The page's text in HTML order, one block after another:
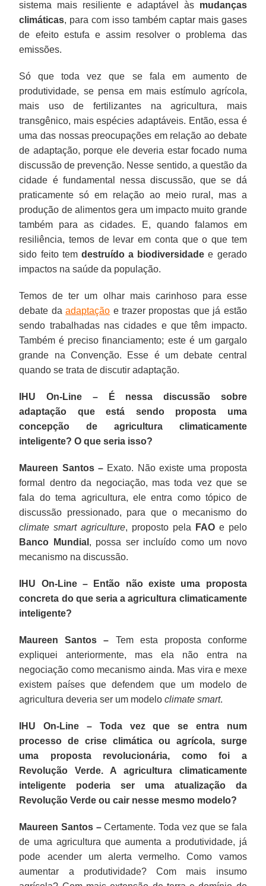
sistema mais resiliente e adaptável às mudanças
climáticas, para com isso também captar mais gases
de efeito estufa e assim resolver o problema das
emissões.
Só que toda vez que se fala em aumento de
produtividade, se pensa em mais estímulo agrícola,
mais uso de fertilizantes na agricultura, mais
transgênico, mais espécies adaptáveis. Então, essa é
uma das nossas preocupações em relação ao debate
de adaptação, porque ele deveria estar focado numa
discussão de prevenção. Nesse sentido, a questão da
cidade é fundamental nessa discussão, que se dá
praticamente só em relação ao meio rural, mas a
produção de alimentos gera um impacto muito grande
também para as cidades. E, quando falamos em
resiliência, temos de levar em conta que o que tem
sido feito tem destruído a biodiversidade e gerado
impactos na saúde da população.
Temos de ter um olhar mais carinhoso para esse
debate daadaptação e trazer propostas que já estão
sendo trabalhadas nas cidades e que têm impacto.
Também é preciso financiamento; este é um gargalo
grande na Convenção. Esse é um debate central
quando se trata de discutir adaptação.
IHU On-Line – É nessa discussão sobre
adaptação que está sendo proposta uma
concepção de agricultura climaticamente
inteligente? O que seria isso?
Maureen Santos – Exato. Não existe uma proposta
formal dentro da negociação, mas toda vez que se
fala do tema agricultura, ele entra como tópico de
discussão pressionado, para que o mecanismo do
climate smart agriculture, proposto pela FAOe pelo
Banco Mundial , possa ser incluído como um novo
mecanismo na discussão.
IHU On-Line – Então não existe uma proposta
concreta do que seria a agricultura climaticamente
inteligente?
Maureen Santos – Tem esta proposta conforme
expliquei anteriormente, mas ela não entra na
negociação como mecanismo ainda. Mas vira e mexe
existem países que defendem que um modelo de
agricultura deveria ser um modelo climate smart.
IHU On-Line – Toda vez que se entra num
processo de crise climática ou agrícola, surge
uma proposta revolucionária, como foi a
Revolução Verde. A agricultura climaticamente
inteligente poderia ser uma atualização da
Revolução Verde ou cair nesse mesmo modelo?
Maureen Santos –Certamente. Toda vez que se fala
de uma agricultura que aumenta a produtividade, já
pode acender um alerta vermelho. Como vamos
aumentar a produtividade? Com mais insumo